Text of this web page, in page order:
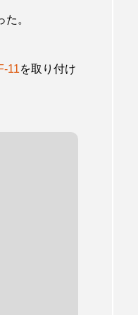
。
11を取り付け